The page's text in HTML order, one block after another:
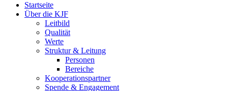
Startseite
Über die KJF
Leitbild
Qualität
Werte
Struktur & Leitung
Personen
Bereiche
Kooperationspartner
Spende & Engagement